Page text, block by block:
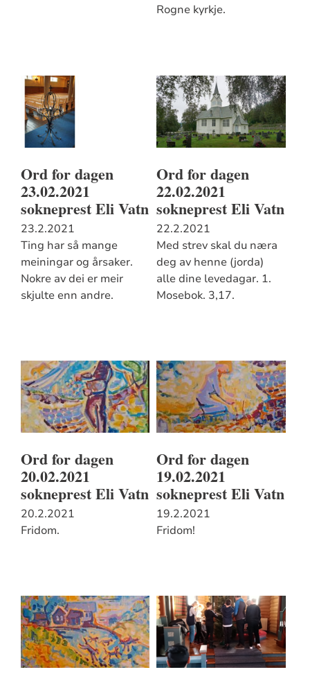
Rogne kyrkje.
Ord for dagen
23.02.2021
sokneprest Eli Vatn
23.2.2021
Ting har så mange
meiningar og årsaker.
Nokre av dei er meir
skjulte enn andre.
Ord for dagen
22.02.2021
sokneprest Eli Vatn
22.2.2021
Med strev skal du næra
deg av henne (jorda)
alle dine levedagar. 1.
Mosebok. 3,17.
Ord for dagen
20.02.2021
sokneprest Eli Vatn
20.2.2021
Fridom.
Ord for dagen
19.02.2021
sokneprest Eli Vatn
19.2.2021
Fridom!